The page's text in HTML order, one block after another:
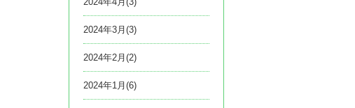
2024年3月(3)
2024年2月(2)
2024年1月(6)